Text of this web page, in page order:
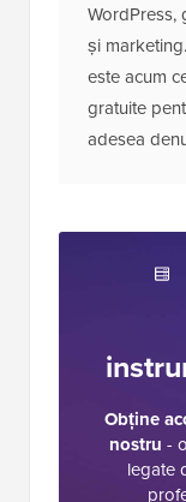
WordPress,
și
este acum
gratuite
adesea
Obține
nostru -
legate